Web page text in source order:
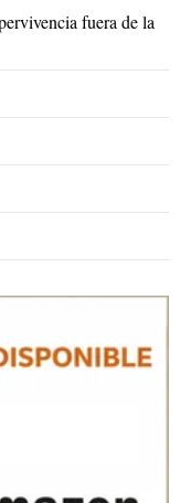
fuera de la